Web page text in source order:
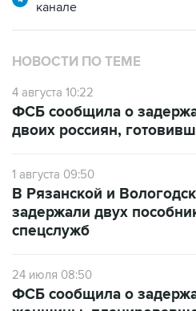
НОВОСТИ ПО ТЕМЕ
4 августа 10:22
двоих россиян,
1 августа 09:50
задержали двух
спецслужб
24 июля 08:50
женщины,
силовика